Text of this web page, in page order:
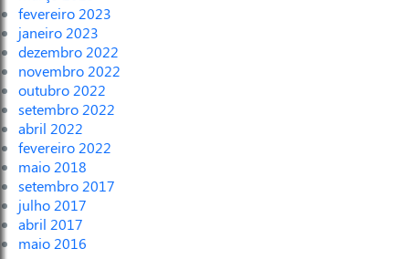
fevereiro 2023
janeiro 2023
dezembro 2022
novembro 2022
outubro 2022
setembro 2022
abril 2022
fevereiro 2022
maio 2018
setembro 2017
julho 2017
abril 2017
maio 2016